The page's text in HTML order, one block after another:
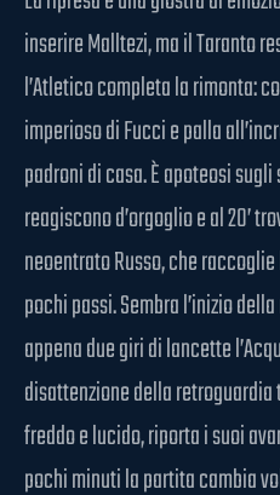
inserire Malltezi, ma il Taranto
l’Atletico completa la rimonta:
imperioso di Fucci e palla
padroni di casa. È apoteosi
reagiscono d’orgoglio e al 20’
neoentrato Russo, che
pochi passi. Sembra l’inizio
appena due giri di lancette
disattenzione della retroguardia
freddo e lucido, riporta i suoi
pochi minuti la partita cambia